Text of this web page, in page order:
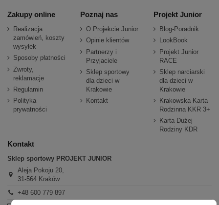
Zakupy online
Realizacja
zamówień, koszty
wysyłek
Sposoby płatności
Zwroty,
reklamacje
Regulamin
Polityka
prywatności
Poznaj nas
O Projekcie Junior
Opinie klientów
Partnerzy i
Przyjaciele
Sklep sportowy
dla dzieci w
Krakowie
Kontakt
Projekt Junior
Blog-Poradnik
LookBook
Projekt Junior
RACE
Sklep narciarski
dla dzieci w
Krakowie
Krakowska Karta
Rodzinna KKR 3+
Karta Dużej
Rodziny KDR
Kontakt
Sklep sportowy PROJEKT JUNIOR
Aleja Pokoju 20,
31-564 Kraków
+48 600 779 897